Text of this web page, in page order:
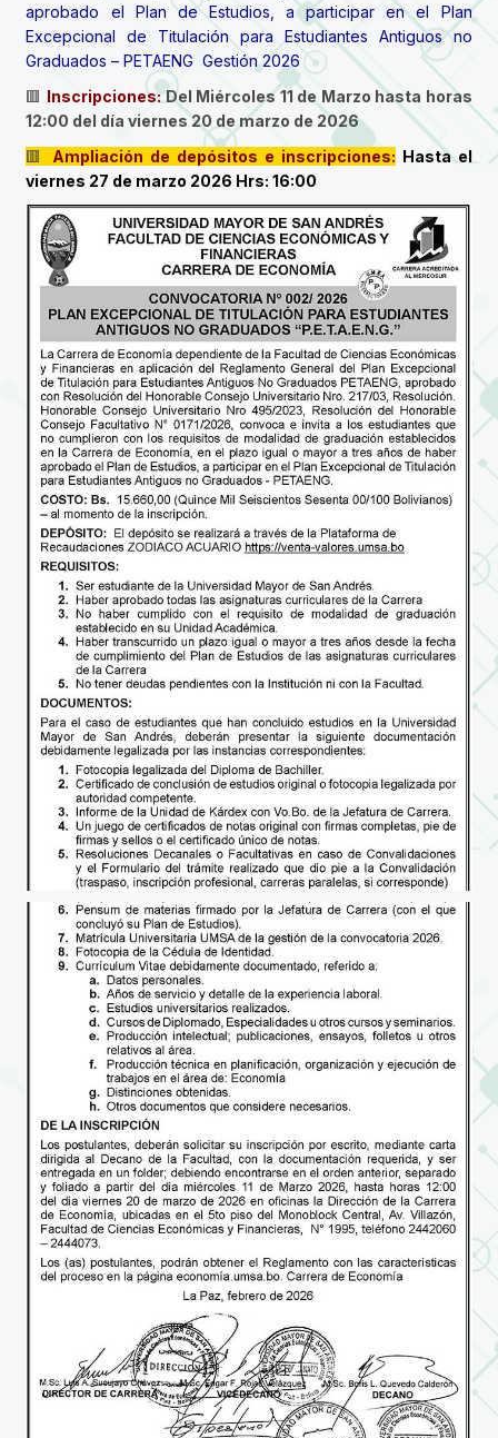
aprobado el Plan de Estudios, a participar en el Plan
Excepcional de Titulación para Estudiantes Antiguos no
Graduados – PETAENG Gestión 2026
🟥 Inscripciones:Del Miércoles 11 de Marzo hasta horas
12:00 del día viernes 20 de marzo de 2026
🟥 Ampliación de depósitos e inscripciones: Hasta el
viernes 27 de marzo 2026 Hrs: 16:00